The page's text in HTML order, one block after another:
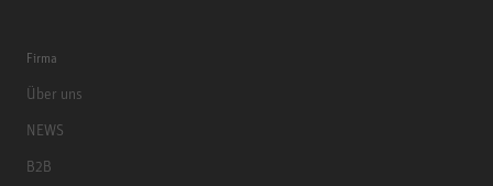
Firma
Über uns
NEWS
B2B